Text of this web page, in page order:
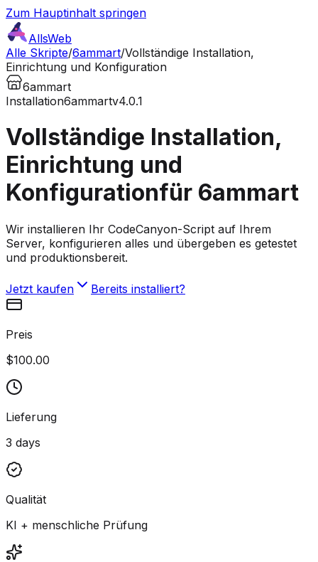
Zum Hauptinhalt springen
AllsWeb
Alle Skripte/6ammart/Vollständige Installation,
Einrichtung und Konfiguration
6ammart
Installation6ammartv4.0.1
Vollständige Installation,
Einrichtung und
Konfigurationfür 6ammart
Wir installieren Ihr CodeCanyon-Script auf Ihrem
Server, konfigurieren alles und übergeben es getestet
und produktionsbereit.
Jetzt kaufen Bereits installiert?
Preis
$100.00
Lieferung
3 days
Qualität
KI + menschliche Prüfung